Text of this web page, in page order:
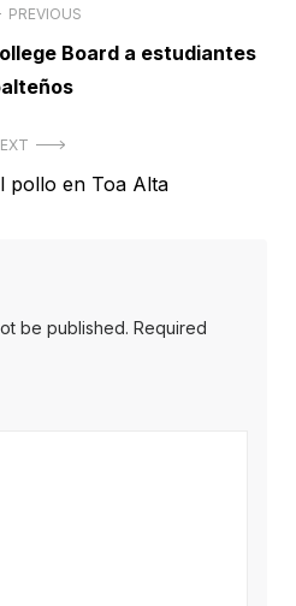
PREVIOUS
Board a estudiantes
pollo en Toa Alta
be published. Required